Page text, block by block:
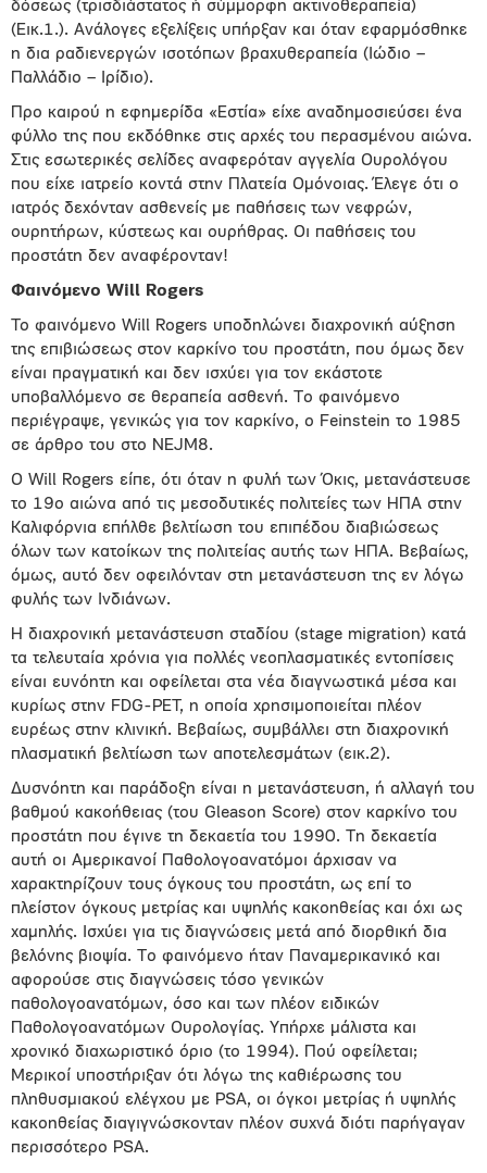
δόσεως (τρισδιάστατος ή σύμμορφη ακτινοθεραπεία)
(Εικ.1.). Ανάλογες εξελίξεις υπήρξαν και όταν εφαρμόσθηκε
η δια ραδιενεργών ισοτόπων βραχυθεραπεία (Ιώδιο –
Παλλάδιο – Ιρίδιο).
Προ καιρού η εφημερίδα «Εστία» είχε αναδημοσιεύσει ένα
φύλλο της που εκδόθηκε στις αρχές του περασμένου αιώνα.
Στις εσωτερικές σελίδες αναφερόταν αγγελία Ουρολόγου
που είχε ιατρείο κοντά στην Πλατεία Ομόνοιας. Έλεγε ότι ο
ιατρός δεχόνταν ασθενείς με παθήσεις των νεφρών,
ουρητήρων, κύστεως και ουρήθρας. Οι παθήσεις του
προστάτη δεν αναφέρονταν!
Φαινόμενο Will Rogers
To φαινόμενο Will Rogers υποδηλώνει διαχρονική αύξηση
της επιβιώσεως στον καρκίνο του προστάτη, που όμως δεν
είναι πραγματική και δεν ισχύει για τον εκάστοτε
υποβαλλόμενο σε θεραπεία ασθενή. Το φαινόμενο
περιέγραψε, γενικώς για τον καρκίνο, ο Feinstein το 1985
σε άρθρο του στο NEJM8.
O Will Rogers είπε, ότι όταν η φυλή των Όκις, μετανάστευσε
το 19ο αιώνα από τις μεσοδυτικές πολιτείες των ΗΠΑ στην
Καλιφόρνια επήλθε βελτίωση του επιπέδου διαβιώσεως
όλων των κατοίκων της πολιτείας αυτής των ΗΠΑ. Βεβαίως,
όμως, αυτό δεν οφειλόνταν στη μετανάστευση της εν λόγω
φυλής των Ινδιάνων.
Η διαχρονική μετανάστευση σταδίου (stage migration) κατά
τα τελευταία χρόνια για πολλές νεοπλασματικές εντοπίσεις
είναι ευνόητη και οφείλεται στα νέα διαγνωστικά μέσα και
κυρίως στην FDG-PET, η οποία χρησιμοποιείται πλέον
ευρέως στην κλινική. Βεβαίως, συμβάλλει στη διαχρονική
πλασματική βελτίωση των αποτελεσμάτων (εικ.2).
Δυσνόητη και παράδοξη είναι η μετανάστευση, ή αλλαγή του
βαθμού κακοήθειας (του Gleason Score) στον καρκίνο του
προστάτη που έγινε τη δεκαετία του 1990. Τη δεκαετία
αυτή οι Αμερικανοί Παθολογοανατόμοι άρχισαν να
χαρακτηρίζουν τους όγκους του προστάτη, ως επί το
πλείστον όγκους μετρίας και υψηλής κακοηθείας και όχι ως
χαμηλής. Ισχύει για τις διαγνώσεις μετά από διορθική δια
βελόνης βιοψία. Το φαινόμενο ήταν Παναμερικανικό και
αφορούσε στις διαγνώσεις τόσο γενικών
παθολογοανατόμων, όσο και των πλέον ειδικών
Παθολογοανατόμων Ουρολογίας. Υπήρχε μάλιστα και
χρονικό διαχωριστικό όριο (το 1994). Πού οφείλεται;
Μερικοί υποστήριξαν ότι λόγω της καθιέρωσης του
πληθυσμιακού ελέγχου με PSA, οι όγκοι μετρίας ή υψηλής
κακοηθείας διαγιγνώσκονταν πλέον συχνά διότι παρήγαγαν
περισσότερο PSA.